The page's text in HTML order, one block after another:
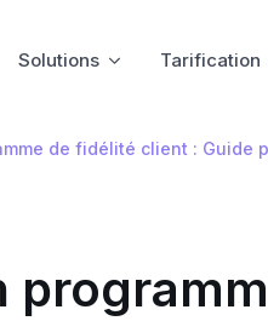
Solutions Tarification
de fidélité client : Guide